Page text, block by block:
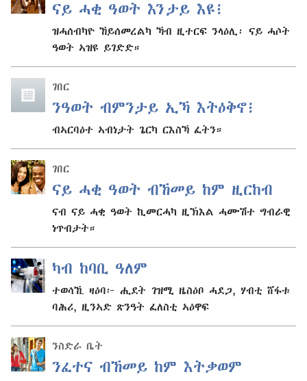
ናይ ሓቂ ዓወት እንታይ እዩ፧
ዝሓሰብካዮ ኸይሰመረልካ ኻብ ዚተርፍ ንላዕሊ፡ ናይ ሓሶት
ዓወት ኣዝዩ ይገድድ።
ገበር
ንዓወት ብምንታይ ኢኻ እትዕቅኖ፧
ብኣርባዕተ ኣብነታት ጌርካ ርእስኻ ፈትን።
ገበር
ናይ ሓቂ ዓወት ብኸመይ ከም ዚርከብ
ናብ ናይ ሓቂ ዓወት ኪመርሓካ ዚኽእል ሓሙሽተ ግብራዊ
ነጥብታት።
ካብ ከባቢ ዓለም
ተወሳኺ ዛዕባ፦ ሒደት ገዝሚ ዜስዕቦ ሓደጋ, ሃብቲ ሸፋቱ
ባሕሪ, ዚንኣድ ጽንዓት ፈለስቲ ኣዕዋፍ
ንስድራ ቤት
ንፈተና ብኸመይ ከም እትቃወም